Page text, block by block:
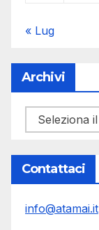
« Lug
Archivi
Archivi
Contattaci
info@atamai.it